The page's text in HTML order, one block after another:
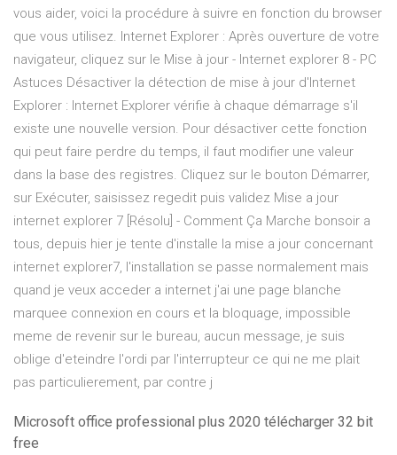
vous aider, voici la procédure à suivre en fonction du browser
que vous utilisez. Internet Explorer : Après ouverture de votre
navigateur, cliquez sur le Mise à jour - Internet explorer 8 - PC
Astuces Désactiver la détection de mise à jour d'Internet
Explorer : Internet Explorer vérifie à chaque démarrage s'il
existe une nouvelle version. Pour désactiver cette fonction
qui peut faire perdre du temps, il faut modifier une valeur
dans la base des registres. Cliquez sur le bouton Démarrer,
sur Exécuter, saisissez regedit puis validez Mise a jour
internet explorer 7 [Résolu] - Comment Ça Marche bonsoir a
tous, depuis hier je tente d'installe la mise a jour concernant
internet explorer7, l'installation se passe normalement mais
quand je veux acceder a internet j'ai une page blanche
marquee connexion en cours et la bloquage, impossible
meme de revenir sur le bureau, aucun message, je suis
oblige d'eteindre l'ordi par l'interrupteur ce qui ne me plait
pas particulierement, par contre j
Microsoft office professional plus 2020 télécharger 32 bit
free